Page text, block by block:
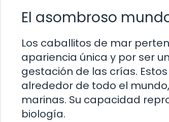
El asombroso
Los caballitos de mar
apariencia única y por ser
gestación de las crías.
alrededor de todo el
marinas. Su capacidad
biología.